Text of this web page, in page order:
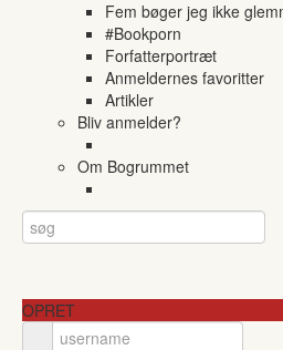
Fem bøger jeg ikke
#Bookporn
Forfatterportræt
Anmeldernes favoritter
Artikler
Bliv anmelder?
Om Bogrummet
OPRET